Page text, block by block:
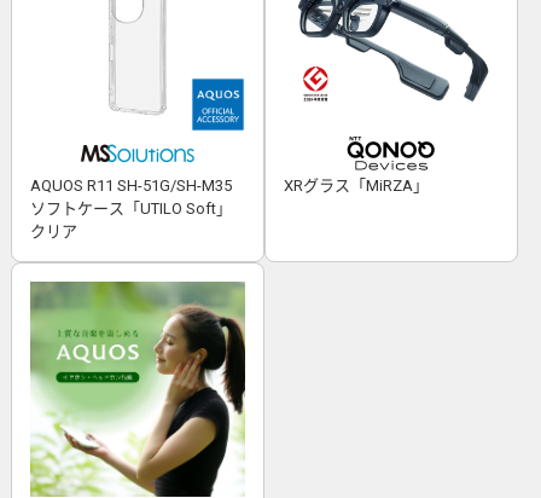
AQUOS R11 SH-51G/SH-M35
ソフトケース「UTILO Soft」
クリア
XRグラス「MiRZA」